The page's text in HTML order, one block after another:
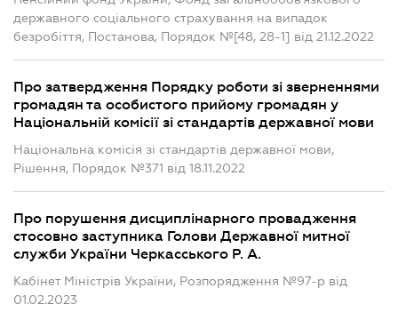
державного соціального страхування на випадок
безробіття, Постанова, Порядок №[48, 28-1] від 21.12.2022
Про затвердження Порядку роботи зі зверненнями
громадян та особистого прийому громадян у
Національній комісії зі стандартів державної мови
Національна комісія зі стандартів державної мови,
Рішення, Порядок №371 від 18.11.2022
Про порушення дисциплінарного провадження
стосовно заступника Голови Державної митної
служби України Черкасського Р. А.
Кабінет Міністрів України, Розпорядження №97-р від
01.02.2023